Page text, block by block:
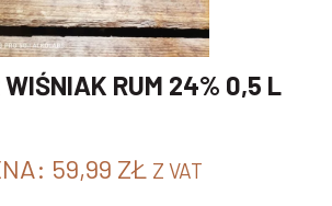
WIŚNIAK RUM 24% 0,5 L
59,99 ZŁ Z VAT